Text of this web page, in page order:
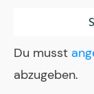
Du musst
abzugeben.